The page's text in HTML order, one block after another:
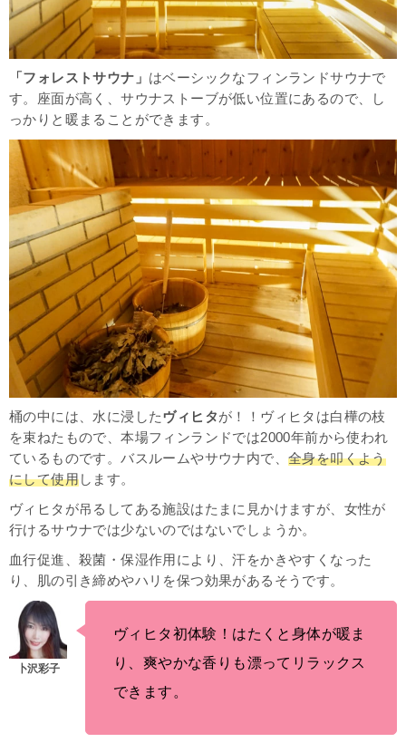
「フォレストサウナ」 はベーシックなフィンランドサウナで
す。座面が高く、サウナストーブが低い位置にあるので、し
っかりと暖まることができます。
桶の中には、水に浸したヴィヒタが！！ヴィヒタは白樺の枝
を束ねたもので、本場フィンランドでは2000年前から使われ
ているものです。バスルームやサウナ内で、 全身を叩くよう
にして使用します。
ヴィヒタが吊るしてある施設はたまに見かけますが、女性が
行けるサウナでは少ないのではないでしょうか。
血行促進、殺菌・保湿作用により、汗をかきやすくなった
り、肌の引き締めやハリを保つ効果があるそうです。
ヴィヒタ初体験！はたくと身体が暖ま
り、爽やかな香りも漂ってリラックス
できます。